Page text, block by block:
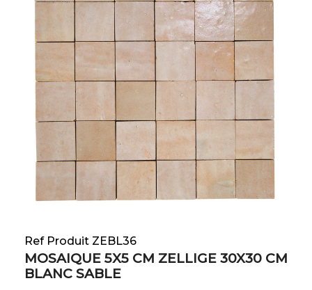
Ref Produit ZEBL36
MOSAIQUE 5X5 CM ZELLIGE 30X30 CM
BLANC SABLE